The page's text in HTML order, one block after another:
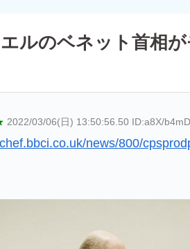
ルのベネット首相
2022/03/06(日) 13:50:56.50 ID:a8X/
news/800/